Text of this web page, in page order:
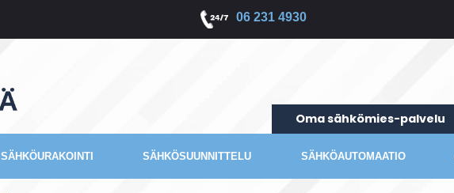
06 231 4930
Oma sähkömies-palvelu
SÄHKÖURAKOINTI SÄHKÖSUUNNITTELU SÄHKÖAUTOMAATIO